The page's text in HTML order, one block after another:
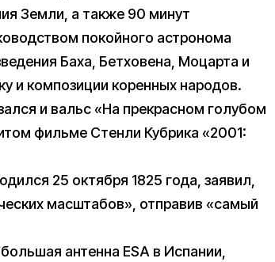
Земли, а также 90 минут
покойного астронома
Баха, Бетховена, Моцарта и
и композиции коренных народов.
и вальс «На прекрасном голубом
фильме Стенли Кубрика «2001:
25 октября 1825 года, заявил,
масштабов», отправив «самый
антенна ESA в Испании,